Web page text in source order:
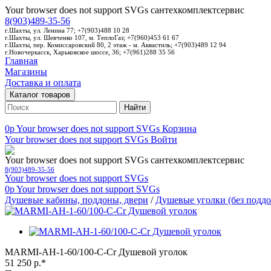
Your browser does not support SVGs сантехкомплектсервис
8(903)489-35-56
г.Шахты, ул. Ленина 77; +7(903)488 10 28
г.Шахты, ул. Шевченко 107, м. ТеплоГаз; +7(960)453 61 67
г.Шахты, пер. Комиссаровский 80, 2 этаж - м. Аквастиль; +7(903)489 12 94
г.Новочеркасск, Харьковское шоссе, 36; +7(961)288 35 56
Главная
Магазины
Доставка и оплата
Каталог товаров
Найти
0pYour browser does not support SVGs Корзина
Your browser does not support SVGs Войти
Your browser does not support SVGs сантехкомплектсервис
8(903)489-35-56
Your browser does not support SVGs
0pYour browser does not support SVGs
Душевые кабины, поддоны, двери / Душевые уголки (без
MARMI-AH-1-60/100-C-Cr Душевой уголок
51 250 р.*